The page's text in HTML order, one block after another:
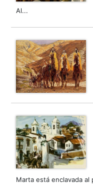
Al...
Marta está enclavada al